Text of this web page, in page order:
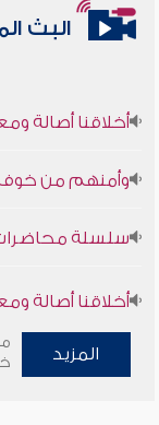
البث
أخلاقنا أصالة
وأمنهم من خوف
سلسلة محاضرات
أخلاقنا أصالة
وأمنهم من خوف
المزيد